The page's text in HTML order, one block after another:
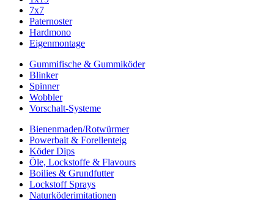
7x7
Paternoster
Hardmono
Eigenmontage
Gummifische & Gummiköder
Blinker
Spinner
Wobbler
Vorschalt-Systeme
Bienenmaden/Rotwürmer
Powerbait & Forellenteig
Köder Dips
Öle, Lockstoffe & Flavours
Boilies & Grundfutter
Lockstoff Sprays
Naturköderimitationen